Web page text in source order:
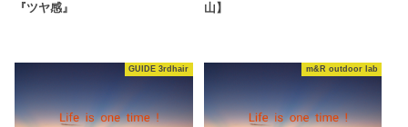
『ツヤ感』
山】
GUIDE 3rdhair m&R outdoor lab